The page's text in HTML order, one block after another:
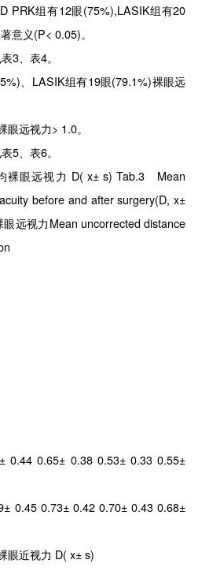
PRK组有12眼(75%),LASIK组有20
意义(P< 0.05)。
3、表4。
、LASIK组有19眼(79.1%)裸眼远
远视力> 1.0。
5、表6。
眼远视力 D( x± s) Tab.3 Mean
before and after surgery(D, x±
远视力Mean uncorrected distance
0.44 0.65± 0.38 0.53± 0.33 0.55±
0.45 0.73± 0.42 0.70± 0.43 0.68±
眼近视力 D( x± s)